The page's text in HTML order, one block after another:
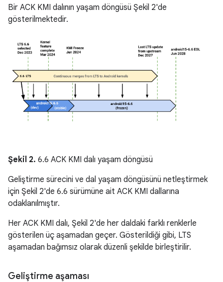
Bir ACK KMI dalının yaşam döngüsü Şekil 2'de
gösterilmektedir.
Şekil 2. 6.6 ACK KMI dalı yaşam döngüsü
Geliştirme sürecini ve dal yaşam döngüsünü netleştirmek
için Şekil 2'de 6.6 sürümüne ait ACK KMI dallarına
odaklanılmıştır.
Her ACK KMI dalı, Şekil 2'de her daldaki farklı renklerle
gösterilen üç aşamadan geçer. Gösterildiği gibi, LTS
aşamadan bağımsız olarak düzenli şekilde birleştirilir.
Geliştirme aşaması